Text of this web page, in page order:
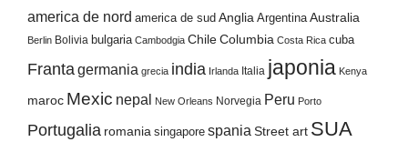
america de nord america de sud Anglia Argentina Australia
Berlin Bolivia bulgaria Cambodgia Chile Columbia Costa Rica cuba
Frantagermania grecia india Irlanda Italia japonia Kenya
maroc Mexic nepal New Orleans Norvegia Peru Porto
Portugalia romania singapore spania Street art SUA